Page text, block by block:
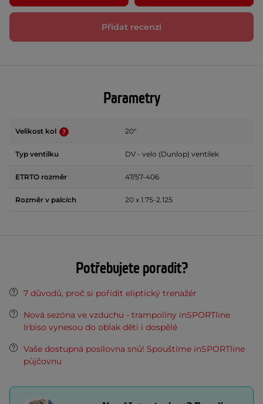
Přidat recenzi
Parametry
Velikost kol 20"
Typ ventilku DV - velo (Dunlop) ventilek
ETRTO rozměr 47/57-406
Rozměr v palcích 20 x 1.75-2.125
Potřebujete poradit?
7 důvodů, proč si pořídit eliptický trenažér
Nová sezóna ve vzduchu - trampolíny inSPORTline
Irbiso vynesou do oblak děti i dospělé
Vaše dostupná posilovna snů! Spouštíme inSPORTline
půjčovnu